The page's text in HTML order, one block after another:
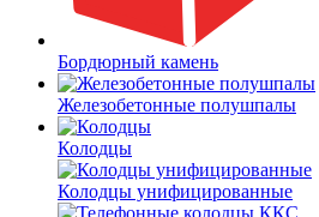
Бордюрный камень
Железобетонные полушпалы
Колодцы
Колодцы унифицированные